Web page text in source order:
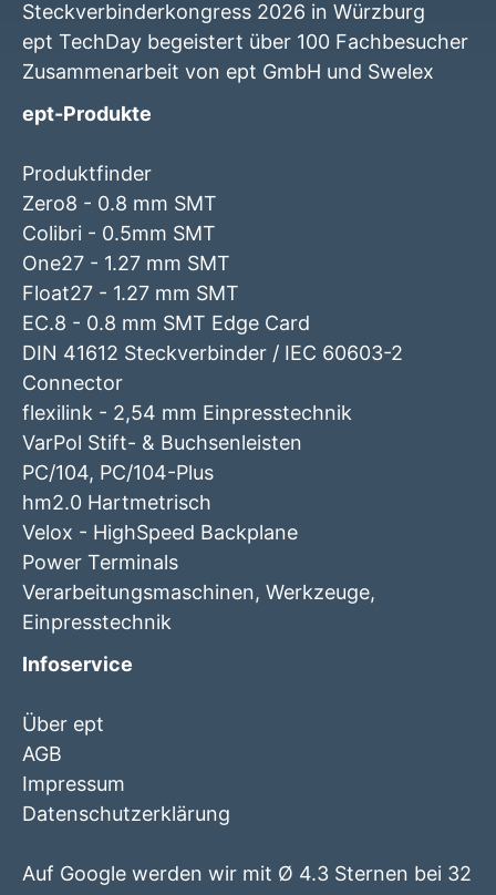
Steckverbinderkongress 2026 in Würzburg
ept TechDay begeistert über 100 Fachbesucher
Zusammenarbeit von ept GmbH und Swelex
ept-Produkte
Produktfinder
Zero8 - 0.8 mm SMT
Colibri - 0.5mm SMT
One27 - 1.27 mm SMT
Float27 - 1.27 mm SMT
EC.8 - 0.8 mm SMT Edge Card
DIN 41612 Steckverbinder / IEC 60603-2
Connector
flexilink - 2,54 mm Einpresstechnik
VarPol Stift- & Buchsenleisten
PC/104, PC/104-Plus
hm2.0 Hartmetrisch
Velox - HighSpeed Backplane
Power Terminals
Verarbeitungsmaschinen, Werkzeuge,
Einpresstechnik
Infoservice
Über ept
AGB
Impressum
Datenschutzerklärung
Auf Google werden wir mit Ø 4.3 Sternen bei 32